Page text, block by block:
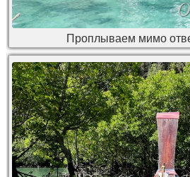
Проплываем мимо